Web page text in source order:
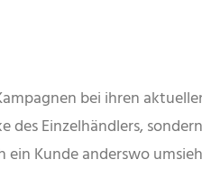
bei ihren
des Einzelhändlers,
Kunde anderswo